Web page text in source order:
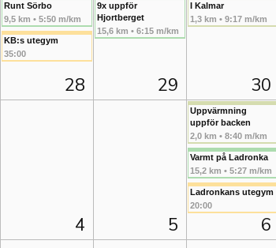
Runt Sörbo
9,5 km • 5:50 m/km
KB:s utegym
35:00
28
9x uppför
Hjortberget
15,6 km • 6:15 m/km
29
I Kalmar
1,3 km • 9:17 m/km
30
4 5
Uppvärmning
uppför backen
2,0 km • 8:40 m/km
Varmt på Ladronka
15,2 km • 5:27 m/km
Ladronkans utegym
20:00
6